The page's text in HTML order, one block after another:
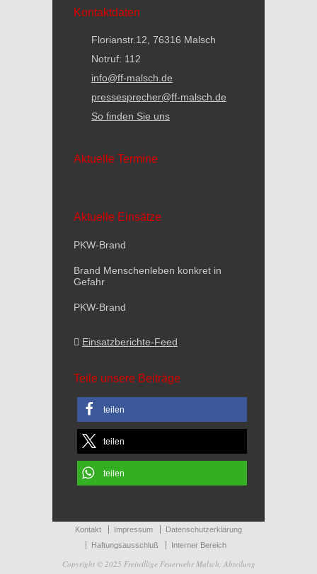
Kontaktdaten
Florianstr.12, 76316 Malsch
Notruf: 112
info@ff-malsch.de
pressesprecher@ff-malsch.de
So finden Sie uns
Aktuelle Termine
Aktuelle Einsätze
PKW-Brand
Brand Menschenleben konkret in
Gefahr
PKW-Brand
Einsatzberichte-Feed
Teile unsere Beiträge
teilen
teilen
teilen
Kontakt Impressum
Datenschutzerklärung
Haftungsausschluß
Interner Bereich
Copyright © 2025 Freiwillige Feuerwehr Malsch, Abteilung